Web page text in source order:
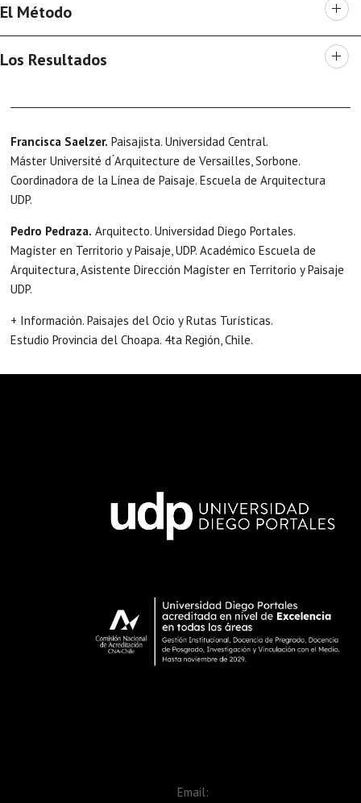
El Método
Los Resultados
Francisca Saelzer. Paisajista. Universidad Central.
Máster Université d ́Arquitecture de Versailles, Sorbone.
Coordinadora de la Línea de Paisaje. Escuela de Arquitectura
UDP.
Pedro Pedraza. Arquitecto. Universidad Diego Portales.
Magíster en Territorio y Paisaje, UDP. Académico Escuela de
Arquitectura, Asistente Dirección Magíster en Territorio y Paisaje
UDP.
+ Información. Paisajes del Ocio y Rutas Turísticas.
Estudio Provincia del Choapa. 4ta Región, Chile.
Email: